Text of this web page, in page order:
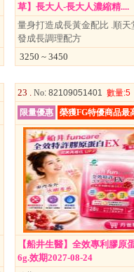
草】長大人-長大人濃縮精....
量身打造成長黃金配比 .順天
發成長調理配方
3250 ~ 3450
23 . No: 82109051401 數量:5
限量優惠
榮獲FG特優商品最
【船井生醫】全效專利膠原
6g.效期2027-08-24